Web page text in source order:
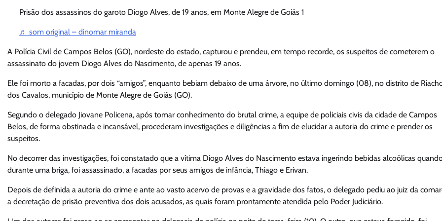
Prisão dos assassinos do garoto Diogo Alves, de 19 anos, em Monte Alegre de Goiás 1
♬ som original – dinomar miranda
A Polícia Civil de Campos Belos (GO), nordeste do estado, capturou e prendeu, em tempo recorde, os suspeitos de cometerem o
assassinato do jovem Diogo Alves do Nascimento, de apenas 19 anos.
Ele foi morto a facadas, por dois “amigos”, enquanto bebiam debaixo de uma árvore, no último domingo (08), no distrito de
dos Cavalos, município de Monte Alegre de Goiás (GO).
Segundo o delegado Jiovane Policena, após tomar conhecimento do brutal crime, a equipe de policiais civis da cidade de Campos
Belos, de forma obstinada e incansável, procederam investigações e diligências a fim de elucidar a autoria do crime e prender os
suspeitos.
No decorrer das investigações, foi constatado que a vítima Diogo Alves do Nascimento estava ingerindo bebidas alcoólicas
durante uma briga, foi assassinado, a facadas por seus amigos de infância, Thiago e Erivan.
Depois de definida a autoria do crime e ante ao vasto acervo de provas e a gravidade dos fatos, o delegado pediu ao juiz da
a decretação de prisão preventiva dos dois acusados, as quais foram prontamente atendida pelo Poder Judiciário.